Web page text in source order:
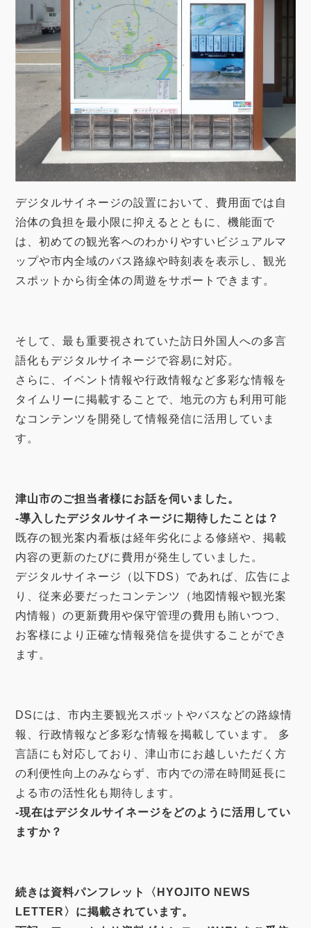
デジタルサイネージの設置において、費用面では自
治体の負担を最小限に抑えるとともに、機能面で
は、初めての観光客へのわかりやすいビジュアルマ
ップや市内全域のバス路線や時刻表を表示し、観光
スポットから街全体の周遊をサポートできます。
そして、最も重要視されていた訪日外国人への多言
語化もデジタルサイネージで容易に対応。
さらに、イベント情報や行政情報など多彩な情報を
タイムリーに掲載することで、地元の方も利用可能
なコンテンツを開発して情報発信に活用していま
す。
津山市のご担当者様にお話を伺いました。
-導入したデジタルサイネージに期待したことは？
既存の観光案内看板は経年劣化による修繕や、掲載
内容の更新のたびに費用が発生していました。
デジタルサイネージ（以下DS）であれば、広告によ
り、従来必要だったコンテンツ（地図情報や観光案
内情報）の更新費用や保守管理の費用も賄いつつ、
お客様により正確な情報発信を提供することができ
ます。
DSには、市内主要観光スポットやバスなどの路線情
報、行政情報など多彩な情報を掲載しています。 多
言語にも対応しており、津山市にお越しいただく方
の利便性向上のみならず、市内での滞在時間延長に
よる市の活性化も期待します。
-現在はデジタルサイネージをどのように活用してい
ますか？
続きは資料パンフレット〈HYOJITO NEWS
LETTER〉に掲載されています。